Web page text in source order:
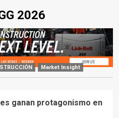
2026
Market Insight
ganan protagonismo en